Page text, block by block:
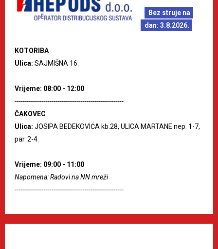
Bez struje na
dan: 3.8.2026.
KOTORIBA
Ulica: SAJMIŠNA 16.
Vrijeme: 08:00 - 12:00
--------------------------------------------------------
ČAKOVEC
Ulica: JOSIPA BEDEKOVIĆA kb.28, ULICA MARTANE nep. 1-7,
par. 2-4.
Vrijeme: 09:00 - 11:00
Napomena: Radovi na NN mreži
--------------------------------------------------------